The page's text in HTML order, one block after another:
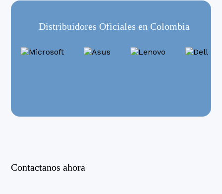
Distribuidores Oficiales en Colombia
Contactanos ahora